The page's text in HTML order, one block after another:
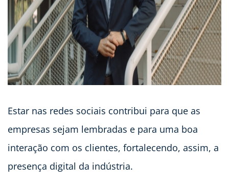
Estar nas redes sociais contribui para que as
empresas sejam lembradas e para uma boa
interação com os clientes, fortalecendo, assim, a
presença digital da indústria.